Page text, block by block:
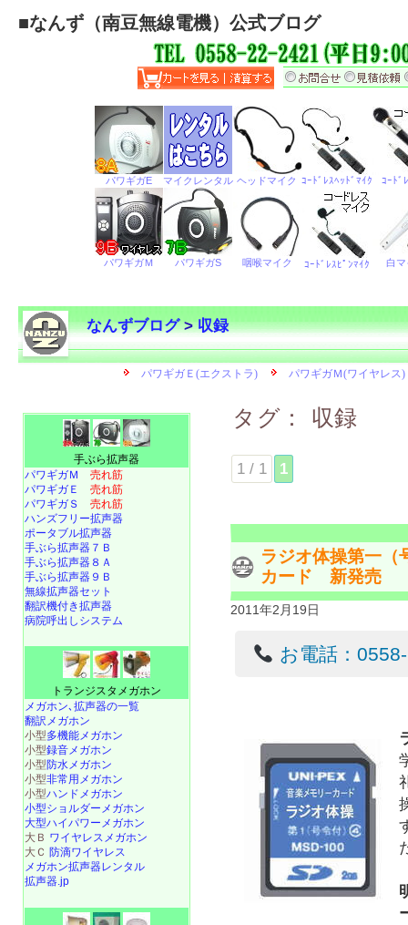
■なんず（南豆無線電機）公式ブログ
なんずブログ>収録
タグ： 収録
1 / 1 1
ラジオ体操第一
カード 新発売
2011年2月19日
お電話：
手ぶら拡声器
パワギガＭ 売れ筋
パワギガＥ 売れ筋
パワギガＳ 売れ筋
ハンズフリー拡声器
ポータブル拡声器
手ぶら拡声器７Ｂ
手ぶら拡声器８Ａ
手ぶら拡声器９Ｂ
無線拡声器セット
翻訳機付き拡声器
病院呼出しシステム
トランジスタメガホン
メガホン､拡声器の一覧
翻訳メガホン
小型多機能メガホン
小型録音メガホン
小型防水メガホン
小型非常用メガホン
小型ハンドメガホン
小型ショルダーメガホン
大型ハイパワーメガホン
大Ｂ ワイヤレスメガホン
大Ｃ 防滴ワイヤレス
メガホン拡声器レンタル
拡声器.jp